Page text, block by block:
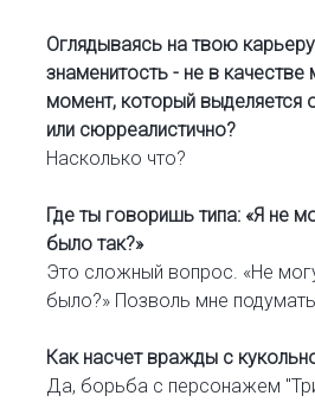
Оглядываясь на твою
знаменитость - не в качестве
момент, который выделяется
или сюрреалистично?
Насколько что?
Где ты говоришь типа: «Я не
было так?»
Это сложный вопрос. «Не
было?» Позволь мне
Как насчет вражды с
Да, борьба с персонажем